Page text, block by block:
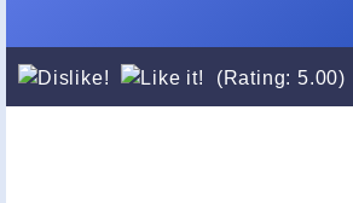
(Rating: 5.00)